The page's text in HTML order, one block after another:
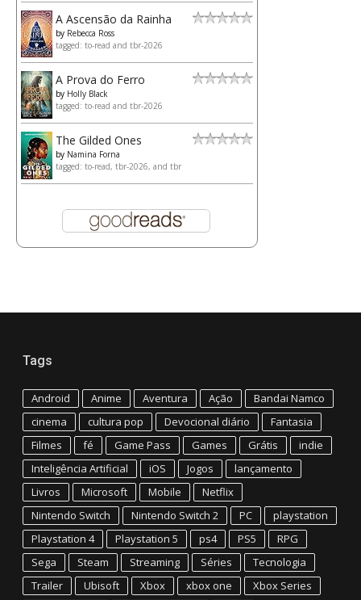
A Ascensão da Rainha
by Rebecca Ross
tagged: to-read and tbr-2026
A Prova do Ferro
by Holly Black
tagged: to-read and tbr-2026
The Gilded Ones
by Namina Forna
tagged: to-read, tbr-2026, and tbr
Tags
Android Anime Aventura Ação
Bandai Namco
cinema
cultura pop Devocional diário
Fantasia
Filmes
fé Game Pass Games Grátis
indie
Inteligência Artificial
iOS Jogos
lançamento
Livros
Microsoft Mobile
Netflix
Nintendo Switch
Nintendo Switch 2 PC
playstation
Playstation 4
Playstation 5 ps4 PS5
RPG
Sega
Steam Streaming Séries
Tecnologia
Trailer
Ubisoft Xbox xbox one
Xbox Series